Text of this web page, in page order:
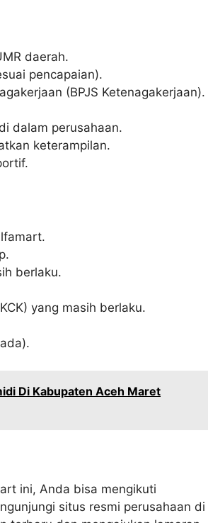
daerah.
pencapaian).
(BPJS Ketenagakerjaan).
dalam perusahaan.
keterampilan.
berlaku.
yang masih berlaku.
Di Kabupaten Aceh Maret
ini, Anda bisa mengikuti
situs resmi perusahaan di